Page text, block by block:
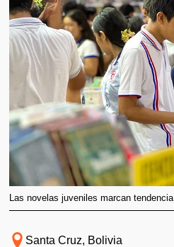
Las novelas juveniles marcan
Santa Cruz, Bolivia